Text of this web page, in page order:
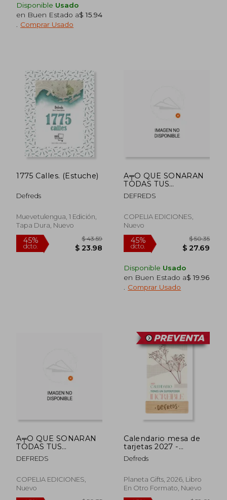
45%
dcto.
$ 43.19
$ 23.75
Disponible Usado
en Buen Estado a$ 15.94
Comprar Usado
dcto. $
1775 Calles. (Estuche)
Defreds
Muevetulengua, 1 Edición,
Tapa Dura, Nuevo
A╤O QUE SONARAN
TODAS TUS
CANCIONES,EL
DEFREDS
COPELIA EDICIONES,
Nuevo
Disponible Usado
en Buen Estado a$ 19.96
Comprar Usado
A╤O QUE SONARAN
TODAS TUS
CANCIONES,EL
DEFREDS
COPELIA EDICIONES,
Nuevo
Calendario mesa de
tarjetas 2027 -
Defreds
Defreds
Planeta Gifts, 2026, Libro
En Otro Formato, Nuevo